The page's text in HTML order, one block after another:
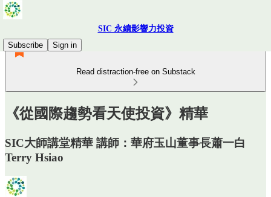
SIC 永續影響力投資
Subscribe
Sign in
Read distraction-free on Substack
《從國際趨勢看天使投資》精華
SIC大師講堂精華 講師：華府玉山董事長蕭一白
Terry Hsiao